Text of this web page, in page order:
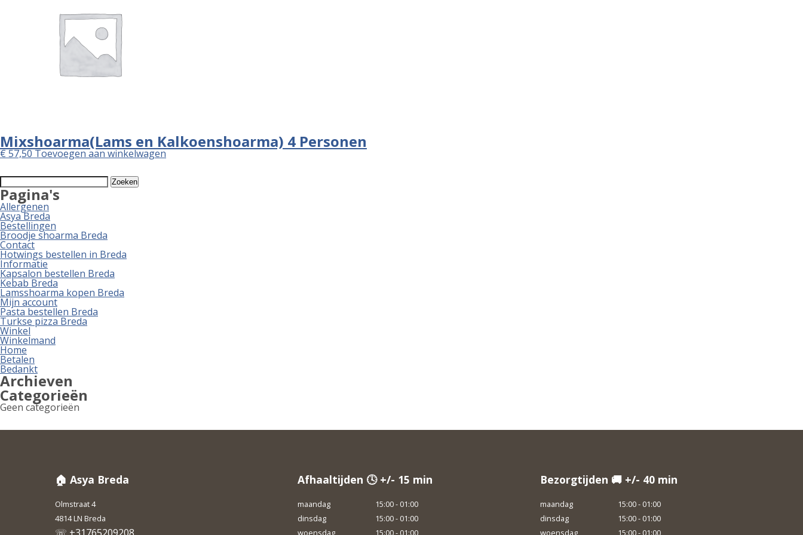
Mixshoarma(Lams en Kalkoenshoarma) 4 Personen
€57,50Toevoegen aan winkelwagen
Zoeken
naar:
Pagina's
Allergenen
Asya Breda
Bestellingen
Broodje shoarma Breda
Contact
Hotwings bestellen in Breda
Informatie
Kapsalon bestellen Breda
Kebab Breda
Lamsshoarma kopen Breda
Mijn account
Pasta bestellen Breda
Turkse pizza Breda
Winkel
Winkelmand
Home
Betalen
Bedankt
Archieven
Categorieën
Geen categorieën
🏠 Asya Breda
Olmstraat 4
4814 LN Breda
Afhaaltijden 🕓 +/- 15 min
maandag
15:00 - 01:00
dinsdag
15:00 - 01:00
woensdag
15:00 - 01:00
Bezorgtijden 🚚 +/- 40 min
maandag
15:00 - 01:00
dinsdag
15:00 - 01:00
woensdag
15:00 - 01:00